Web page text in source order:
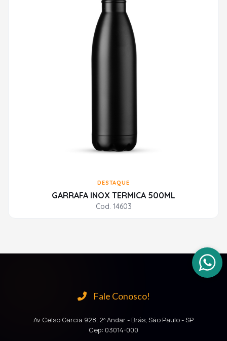
DESTAQUE
GARRAFA INOX TERMICA 500ML
Cod. 14603
Fale Conosco!
Av Celso Garcia 928, 2º Andar - Brás, São Paulo - SP
Cep: 03014-000